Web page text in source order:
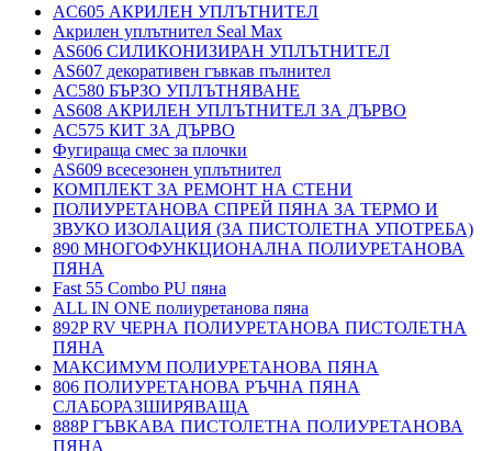
AC605 АКРИЛЕН УПЛЪТНИТЕЛ
Акрилен уплътнител Seal Max
AS606 СИЛИКОНИЗИРАН УПЛЪТНИТЕЛ
AS607 декоративен гъвкав пълнител
AC580 БЪРЗО УПЛЪТНЯВАНЕ
AS608 АКРИЛЕН УПЛЪТНИТЕЛ ЗА ДЪРВО
AC575 КИТ ЗА ДЪРВО
Фугираща смес за плочки
AS609 всесезонен уплътнител
КОМПЛЕКТ ЗА РЕМОНТ НА СТЕНИ
ПОЛИУРЕТАНОВА СПРЕЙ ПЯНА ЗА ТЕРМО И
ЗВУКО ИЗОЛАЦИЯ (ЗА ПИСТОЛЕТНА УПОТРЕБА)
890 МНОГОФУНКЦИОНАЛНА ПОЛИУРЕТАНОВА
ПЯНА
Fast 55 Combo PU пяна
ALL IN ONE полиуретанова пяна
892P RV ЧЕРНА ПОЛИУРЕТАНОВА ПИСТОЛЕТНА
ПЯНА
МАКСИМУМ ПОЛИУРЕТАНОВА ПЯНА
806 ПОЛИУРЕТАНОВА РЪЧНА ПЯНА
СЛАБОРАЗШИРЯВАЩА
888P ГЪВКАВА ПИСТОЛЕТНА ПОЛИУРЕТАНОВА
ПЯНА